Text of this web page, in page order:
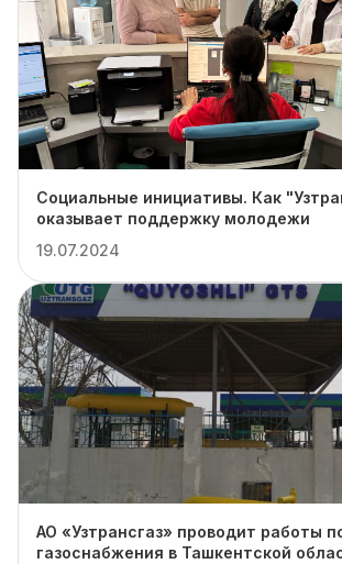
Социальные инициативы. Как
оказывает поддержку молодежи
19.07.2024
АО «Узтрансгаз» проводит работы
газоснабжения в Ташкентской